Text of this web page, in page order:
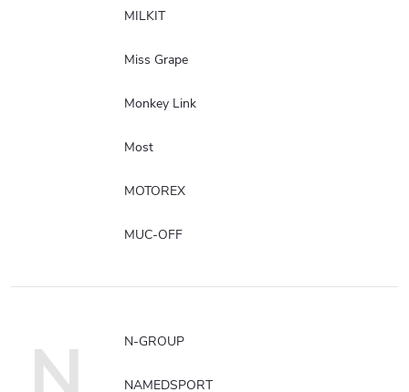
MILKIT
Miss Grape
Monkey Link
Most
MOTOREX
MUC-OFF
N-GROUP
NAMEDSPORT